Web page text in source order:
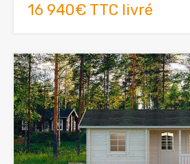
16 940€ TTC livré